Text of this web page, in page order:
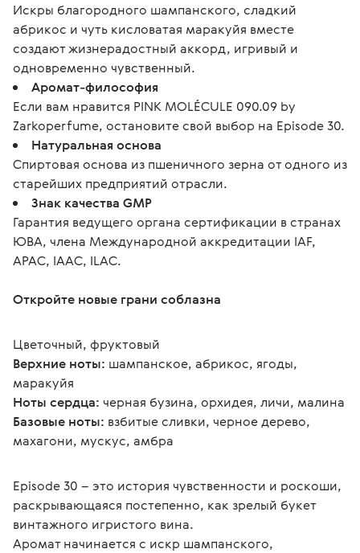
Искры благородного шампанского, сладкий
абрикос и чуть кисловатая маракуйя вместе
создают жизнерадостный аккорд, игривый и
одновременно чувственный.
Аромат-философия
Если вам нравится PINK MOLÉCULE 090.09 by
Zarkoperfume, остановите свой выбор на Episode 30.
Натуральная основа
Спиртовая основа из пшеничного зерна от одного из
старейших предприятий отрасли.
Знак качества GMP
Гарантия ведущего органа сертификации в странах
ЮВА, члена Международной аккредитации IAF,
APAC, IAAC, ILAC.
Откройте новые грани соблазна
Цветочный, фруктовый
Верхние ноты: шампанское, абрикос, ягоды,
маракуйя
Ноты сердца: черная бузина, орхидея, личи, малина
Базовые ноты: взбитые сливки, черное дерево,
махагони, мускус, амбра
Episode 30 – это история чувственности и роскоши,
раскрывающаяся постепенно, как зрелый букет
винтажного игристого вина.
Аромат начинается с искр шампанского,